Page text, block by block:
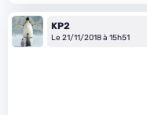
KP2
Le 21/11/2018 à 15h51